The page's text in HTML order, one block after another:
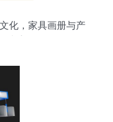
化，家具画册与产